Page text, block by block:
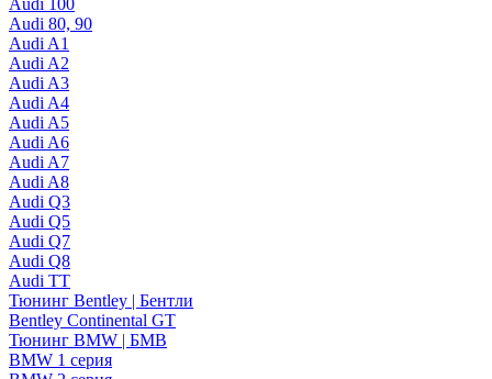
Audi 100
Audi 80, 90
Audi A1
Audi A2
Audi A3
Audi A4
Audi A5
Audi A6
Audi A7
Audi A8
Audi Q3
Audi Q5
Audi Q7
Audi Q8
Audi TT
Тюнинг Bentley | Бентли
Bentley Continental GT
Тюнинг BMW | БМВ
BMW 1 серия